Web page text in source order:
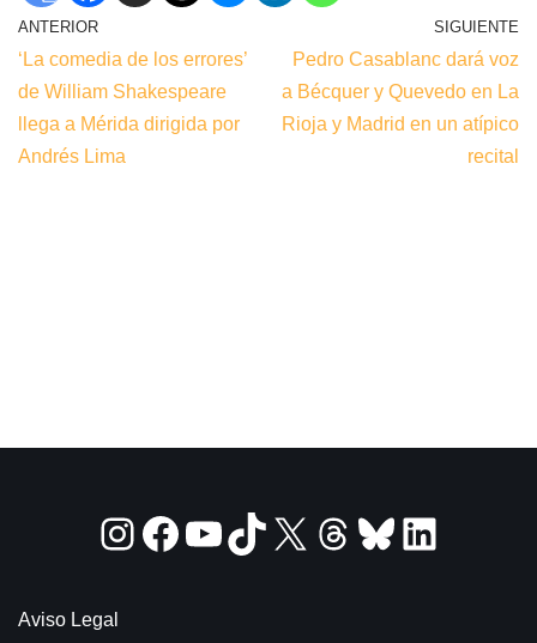
ANTERIOR
‘La comedia de los errores’
de William Shakespeare
llega a Mérida dirigida por
Andrés Lima
SIGUIENTE
Pedro Casablanc dará voz
a Bécquer y Quevedo en La
Rioja y Madrid en un atípico
recital
Aviso Legal